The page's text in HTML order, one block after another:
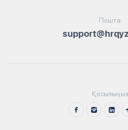
Пошта:
Қосылыңыз